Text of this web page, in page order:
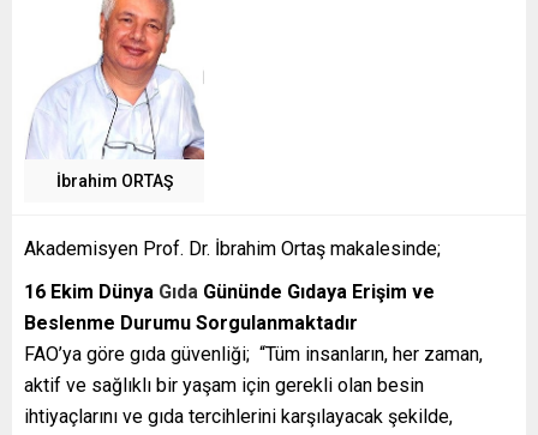
İbrahim ORTAŞ
Akademisyen Prof. Dr. İbrahim Ortaş makalesinde;
16 Ekim Dünya Gıda Gününde Gıdaya Erişim ve
Beslenme Durumu Sorgulanmaktadır
FAO’ya göre gıda güvenliği; “Tüm insanların, her zaman,
aktif ve sağlıklı bir yaşam için gerekli olan besin
ihtiyaçlarını ve gıda tercihlerini karşılayacak şekilde,